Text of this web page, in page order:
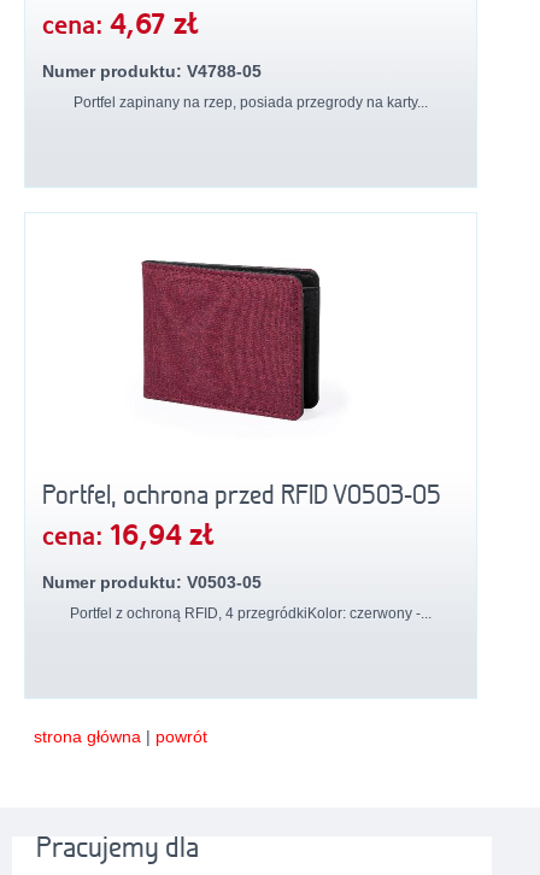
cena: 4,67 zł
Numer produktu: V4788-05
Portfel zapinany na rzep, posiada przegrody na karty...
Portfel, ochrona przed RFID V0503-05
cena: 16,94 zł
Numer produktu: V0503-05
Portfel z ochroną RFID, 4 przegródkiKolor: czerwony -...
strona główna | powrót
Pracujemy dla